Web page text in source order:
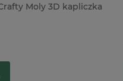
Moly 3D kapliczka